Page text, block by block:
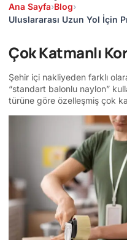
Ana Sayfa›Blog›
Uluslararası Uzun Yol İçin
Çok Katmanlı
Şehir içi nakliyeden farklı
“standart balonlu naylon”
türüne göre özelleşmiş çok